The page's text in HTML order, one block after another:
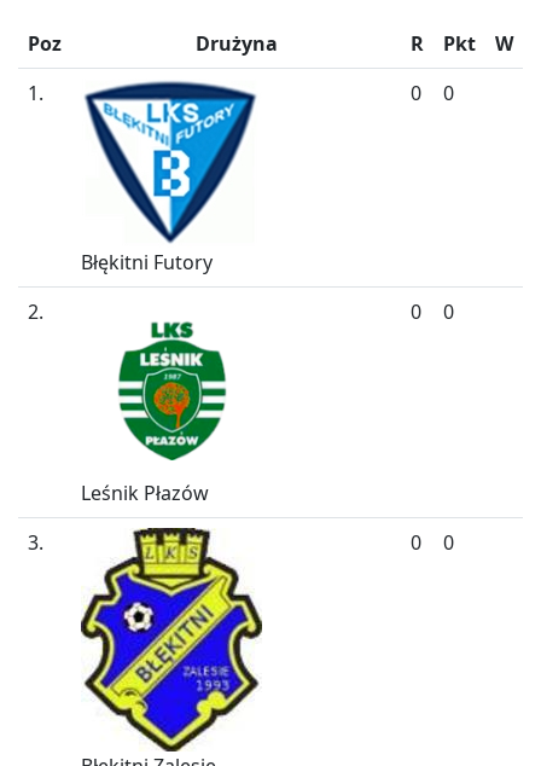
Poz Drużyna R Pkt
W
1.
Błękitni Futory
0 0
2.
Leśnik Płazów
0 0
3. 0 0